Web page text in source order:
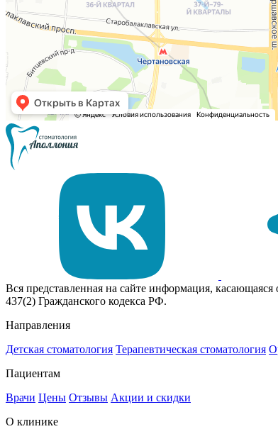
Вся представленная на сайте информация,
437(2) Гражданского кодекса РФ.
Направления
Детская стоматология Терапевтическая стоматология
Пациентам
Врачи Цены Отзывы Акции и скидки
О клинике